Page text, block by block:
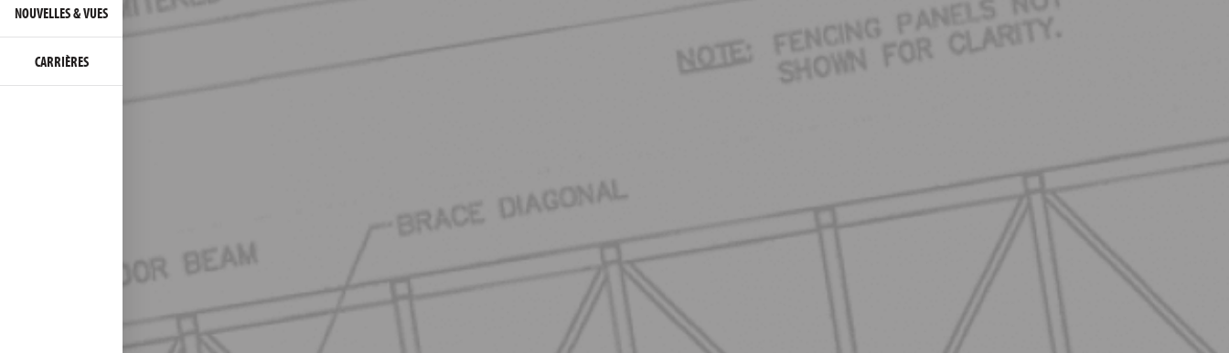
NOUVELLES & VUES
CARRIÈRES